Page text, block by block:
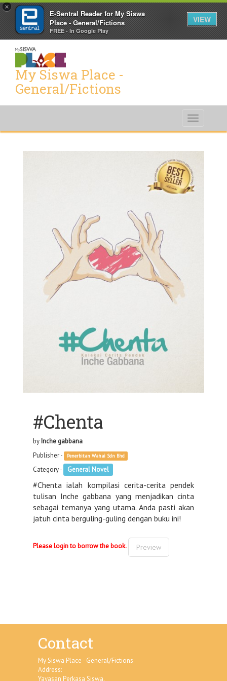
×
E-Sentral Reader for My Siswa
Place - General/Fictions
FREE - In Google Play
VIEW
My Siswa Place -
General/Fictions
Toggle
#Chenta
by Inche gabbana
Publisher -
Penerbitan Wahai Sdn Bhd
Category - General Novel
#Chenta ialah kompilasi cerita-cerita pendek
tulisan Inche gabbana yang menjadikan cinta
sebagai temanya yang utama. Anda pasti akan
jatuh cinta berguling-guling dengan buku ini!
Please login to borrow the book. Preview
Contact
My Siswa Place - General/Fictions
Address:
Yayasan Perkasa Siswa.